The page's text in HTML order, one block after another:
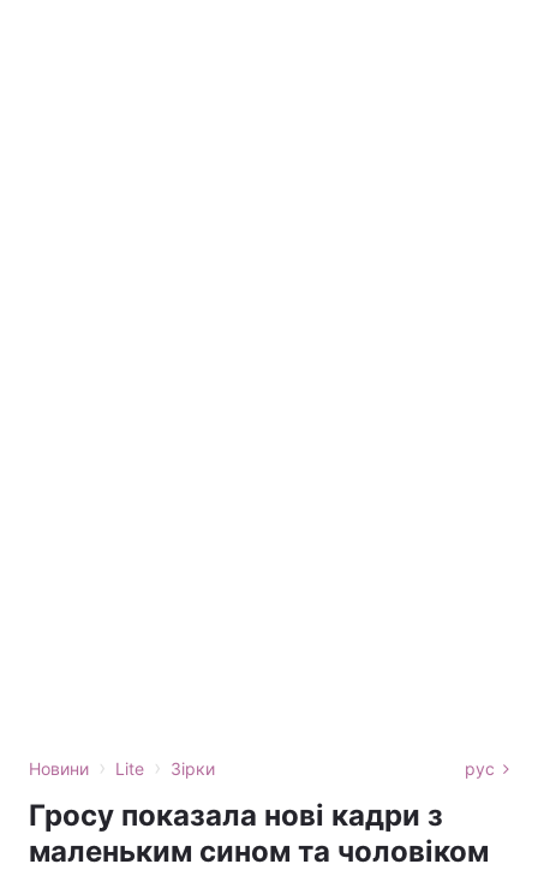
Новини › Lite › Зірки рус
Гросу показала нові кадри з
маленьким сином та чоловіком